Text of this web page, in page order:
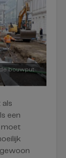
bouwput
als
een
moet